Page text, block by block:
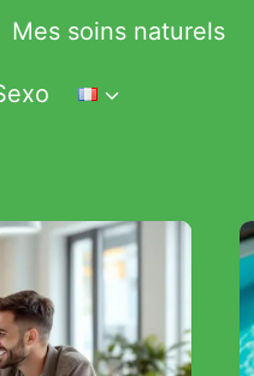
Mes soins naturels